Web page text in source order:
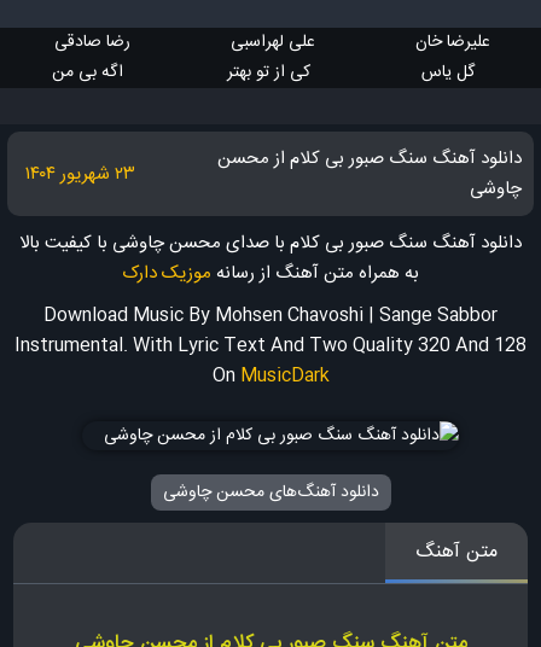
علیرضا خان
گل یاس
علی لهراسبی
کی از تو بهتر
رضا صادقی
اگه بی من
دانلود آهنگ سنگ صبور بی کلام از محسن
چاوشی
۲۳ شهریور ۱۴۰۴
دانلود آهنگ سنگ صبور بی کلام با صدای محسن چاوشی با کیفیت بالا
به همراه متن آهنگ از رسانه موزیک دارک
Download Music By Mohsen Chavoshi | Sange Sabbor
Instrumental. With Lyric Text And Two Quality 320 And 128
On MusicDark
دانلود آهنگ‌های محسن چاوشی
متن آهنگ